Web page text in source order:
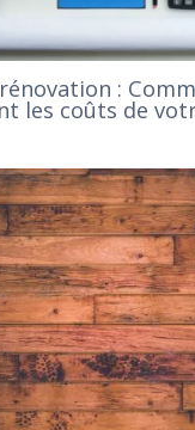
:
les coûts de